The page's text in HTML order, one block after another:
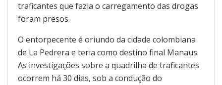
traficantes que fazia o carregamento das drogas
foram presos.
O entorpecente é oriundo da cidade colombiana
de La Pedrera e teria como destino final Manaus.
As investigações sobre a quadrilha de traficantes
ocorrem há 30 dias, sob a condução do